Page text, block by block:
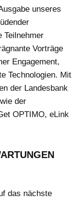
unseres
Teilnehmer
Vorträge
Engagement,
Technologien. Mit
der Landesbank
der
OPTIMO, eLink
das nächste